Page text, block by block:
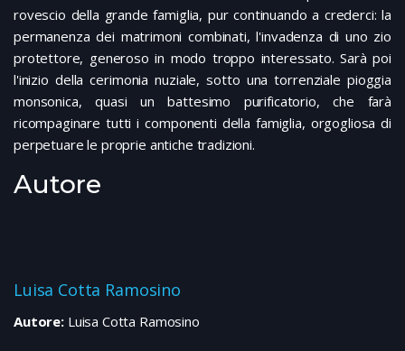
rovescio della grande famiglia, pur continuando a crederci: la
permanenza dei matrimoni combinati, l'invadenza di uno zio
protettore, generoso in modo troppo interessato. Sarà poi
l'inizio della cerimonia nuziale, sotto una torrenziale pioggia
monsonica, quasi un battesimo purificatorio, che farà
ricompaginare tutti i componenti della famiglia, orgogliosa di
perpetuare le proprie antiche tradizioni.
Autore
Luisa Cotta Ramosino
Autore:Luisa Cotta Ramosino